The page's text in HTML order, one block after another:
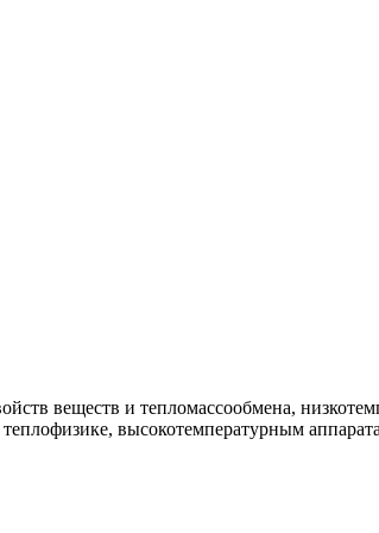
веществ и тепломассообмена,
высокотемпературным